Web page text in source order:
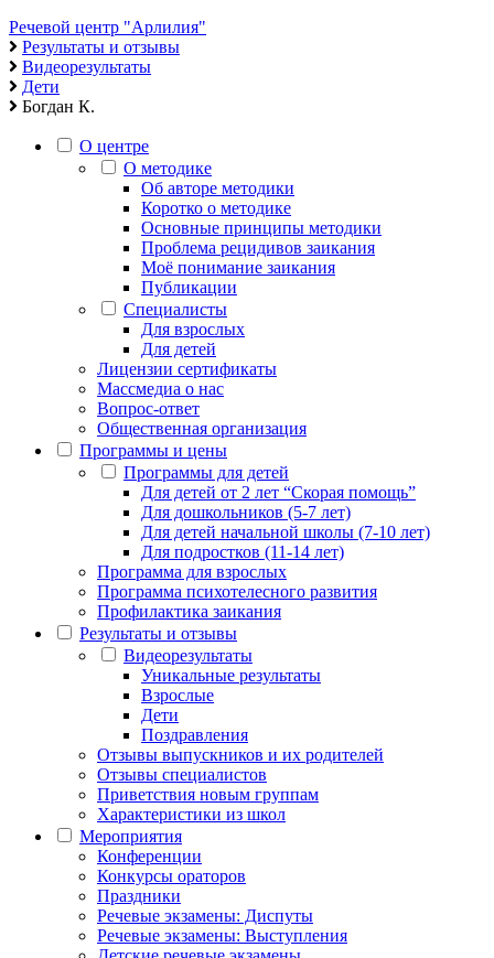
Речевой центр "Арлилия"
Результаты и отзывы
Видеорезультаты
Дети
Богдан К.
О центре
О методике
Об авторе методики
Коротко о методике
Основные принципы методики
Проблема рецидивов заикания
Моё понимание заикания
Публикации
Специалисты
Для взрослых
Для детей
Лицензии сертификаты
Массмедиа о нас
Вопрос-ответ
Общественная организация
Программы и цены
Программы для детей
Для детей от 2 лет “Скорая помощь”
Для дошкольников (5-7 лет)
Для детей начальной школы (7-10 лет)
Для подростков (11-14 лет)
Программа для взрослых
Программа психотелесного развития
Профилактика заикания
Результаты и отзывы
Видеорезультаты
Уникальные результаты
Взрослые
Дети
Поздравления
Отзывы выпускников и их родителей
Отзывы специалистов
Приветствия новым группам
Характеристики из школ
Мероприятия
Конференции
Конкурсы ораторов
Праздники
Речевые экзамены: Диспуты
Речевые экзамены: Выступления